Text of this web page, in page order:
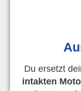
Du ersetzt
intakten